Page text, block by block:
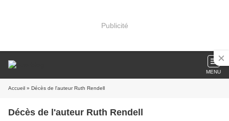
Publicité
MENU
Accueil » Décès de l'auteur Ruth Rendell
Décès de l'auteur Ruth Rendell